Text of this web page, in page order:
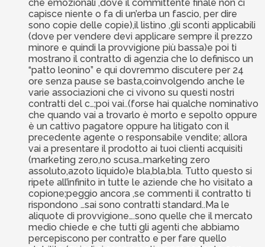
che emozionali ,dove il committente finale non ci
capisce niente o fa di un’erba un fascio, per dire
sono copie delle copie),il listino ,gli sconti applicabili
(dove per vendere devi applicare sempre il prezzo
minore e quindi la provvigione più bassa)e poi ti
mostrano il contratto di agenzia che lo definisco un
“patto leonino” e qui dovremmo discutere per 24
ore senza pause se basta,coinvolgendo anche le
varie associazioni che ci vivono su questi nostri
contratti del c…;poi vai..(forse hai qualche nominativo
che quando vai a trovarlo è morto e sepolto oppure
è un cattivo pagatore oppure ha litigato con il
precedente agente o responsabile vendite; allora
vai a presentare il prodotto ai tuoi clienti acquisiti
(marketing zero,no scusa…marketing zero
assoluto,azoto liquido)e bla,bla,bla. Tutto questo si
ripete all’infinito in tutte le aziende che ho visitato a
copione;peggio ancora ,se commenti il contratto ti
rispondono …sai sono contratti standard..Ma le
aliquote di provvigione….sono quelle che il mercato
medio chiede e che tutti gli agenti che abbiamo
percepiscono per contratto e per fare quello